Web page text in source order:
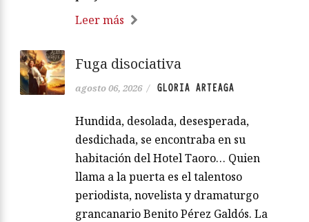
Leer más
Fuga disociativa
agosto 06, 2026 / GLORIA ARTEAGA
Hundida, desolada, desesperada,
desdichada, se encontraba en su
habitación del Hotel Taoro… Quien
llama a la puerta es el talentoso
periodista, novelista y dramaturgo
grancanario Benito Pérez Galdós. La